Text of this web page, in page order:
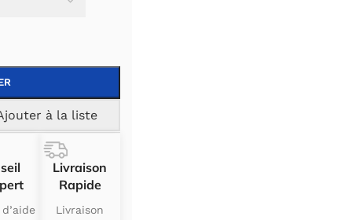
à la liste
Livraison
Rapide
Livraison